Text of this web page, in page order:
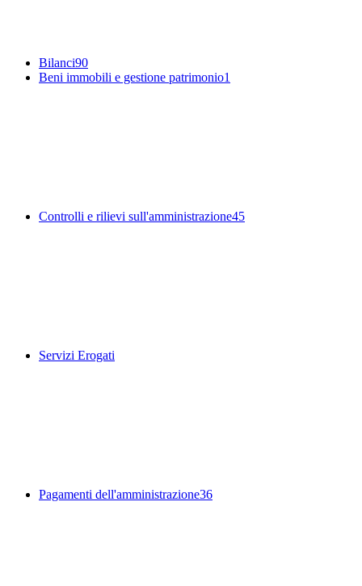
Bilanci90
Beni immobili e gestione patrimonio1
Controlli e rilievi sull'amministrazione45
Servizi Erogati
Pagamenti dell'amministrazione36